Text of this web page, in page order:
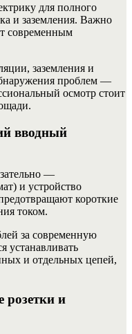
для полного
и заземления. Важно
современным
заземления и
проблем —
осмотр стоит
вводный
—
и устройство
короткие
током.
за современную
устанавливать
и отдельных цепей,
розетки и